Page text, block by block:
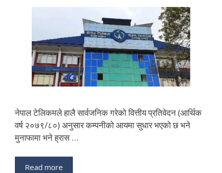
नेपाल टेलिकमले हालै सार्वजनिक गरेको वित्तीय प्रतिवेदन (आर्थिक
वर्ष २०७९/८०) अनुसार कम्पनीको आयमा सुधार भएको छ भने
मुनाफामा भने ह्रास …
Read more